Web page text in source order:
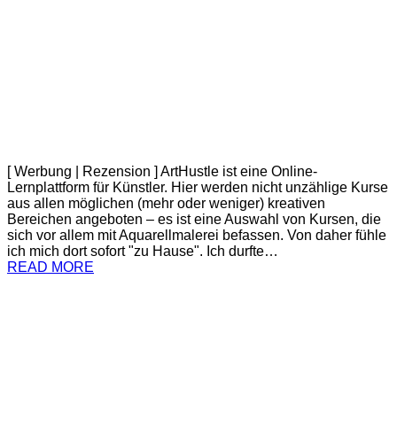
[ Werbung | Rezension ] ArtHustle ist eine Online-
Lernplattform für Künstler. Hier werden nicht unzählige Kurse
aus allen möglichen (mehr oder weniger) kreativen
Bereichen angeboten – es ist eine Auswahl von Kursen, die
sich vor allem mit Aquarellmalerei befassen. Von daher fühle
ich mich dort sofort "zu Hause". Ich durfte…
READ MORE